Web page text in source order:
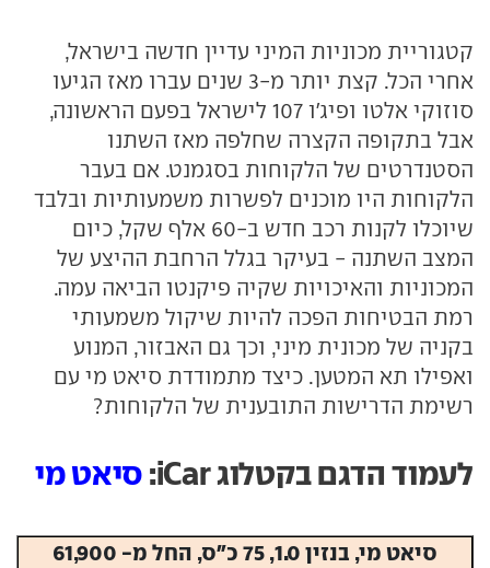
קטגוריית מכוניות המיני עדיין חדשה בישראל,
אחרי הכל. קצת יותר מ-3 שנים עברו מאז הגיעו
סוזוקי אלטו ופיג'ו 107 לישראל בפעם הראשונה,
אבל בתקופה הקצרה שחלפה מאז השתנו
הסטנדרטים של הלקוחות בסגמנט. אם בעבר
הלקוחות היו מוכנים לפשרות משמעותיות ובלבד
שיוכלו לקנות רכב חדש ב-60 אלף שקל, כיום
המצב השתנה - בעיקר בגלל הרחבת ההיצע של
המכוניות והאיכויות שקיה פיקנטו הביאה עמה.
רמת הבטיחות הפכה להיות שיקול משמעותי
בקניה של מכונית מיני, וכך גם האבזור, המנוע
ואפילו תא המטען. כיצד מתמודדת סיאט מי עם
רשימת הדרישות התובענית של הלקוחות?
לעמוד הדגם בקטלוג iCar: סיאט מי
סיאט מי, בנזין 1.0, 75 כ"ס, החל מ- 61,900